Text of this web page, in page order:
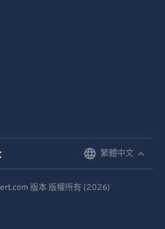
繁體中文
版本 版權所有 (2026)